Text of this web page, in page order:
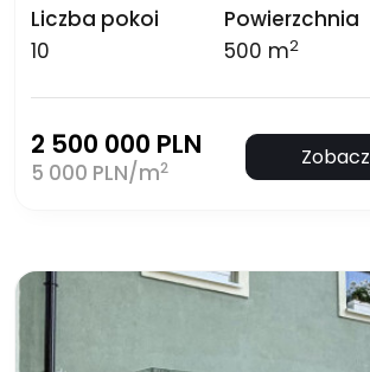
Liczba pokoi
10
Powierzchnia
500 m2
2 500 000 PLN
5 000 PLN/m2 Zobacz